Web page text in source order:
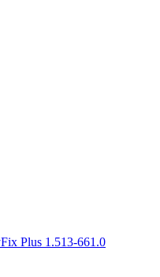
Plus 1.513-661.0